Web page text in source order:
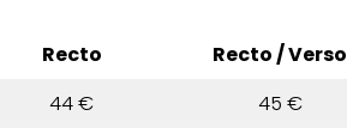
Recto
Recto / Verso
44 €
45 €